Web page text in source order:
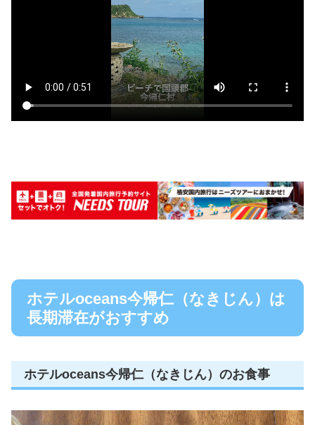
ホテルoceans今帰仁（なきじん）は
長期滞在がおすすめ
ホテルoceans今帰仁（なきじん）のお食事